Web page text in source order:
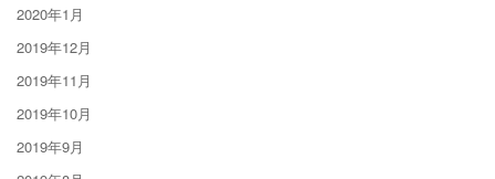
2020年1月
2019年12月
2019年11月
2019年10月
2019年9月